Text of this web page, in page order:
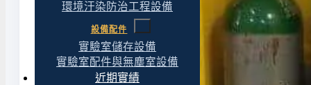
環境汙染防治工程設備
設備配件
實驗室儲存設備
實驗室配件與無塵室設備
近期實績